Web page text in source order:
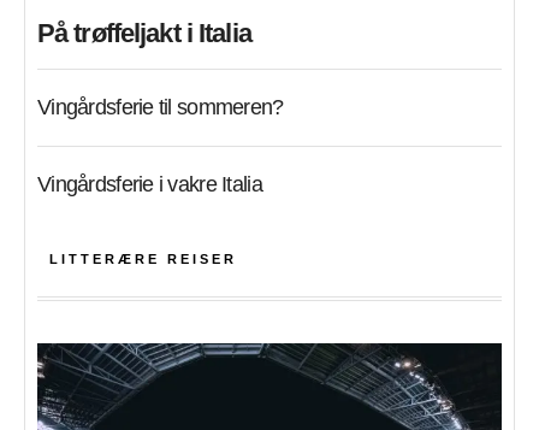
På trøffeljakt i Italia
Vingårdsferie til sommeren?
Vingårdsferie i vakre Italia
LITTERÆRE REISER